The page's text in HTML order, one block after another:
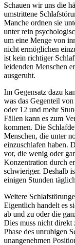
Schauen wir uns die
umstrittene
Manche ordnen sie
unter rein
um eine Menge von
nicht ermöglichen
ist kein richtiger
leidenden Menschen
ausgeruht.
Im Gegensatz dazu
was das Gegenteil
oder 12 und mehr
Fällen kann es zum
kommen. Die
Menschen, die unter
einzuschlafen haben.
vor, die wenig oder
Konzentration durch
schwieriger. Deshalb
einigen Stunden
Weitere
Eigentlich handelt es
ab und zu oder die
Dies muss nicht direkt
Phase des unruhigen
unangenehmen